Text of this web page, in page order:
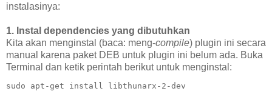
instalasinya:
1. Instal dependencies yang dibutuhkan
Kita akan menginstal (baca: meng-compile) plugin ini secara
manual karena paket DEB untuk plugin ini belum ada. Buka
Terminal dan ketik perintah berikut untuk menginstal:
sudo apt-get install libthunarx-2-dev